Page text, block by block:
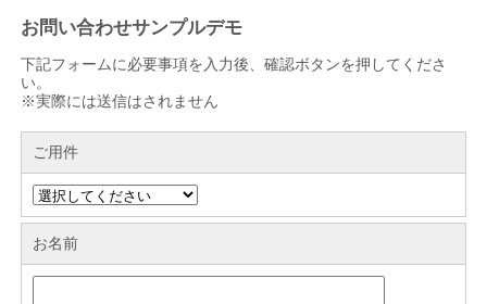
お問い合わせサンプルデモ
下記フォームに必要事項を入力後、確認ボタンを押してくださ
い。
※実際には送信はされません
ご用件
お名前